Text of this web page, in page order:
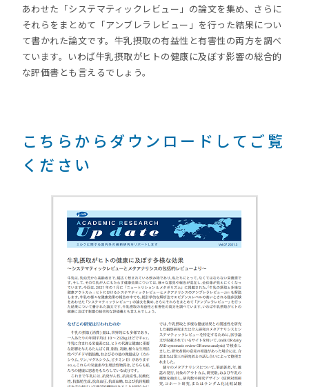
あわせた「システマティックレビュー」の論文を集め、さらに
それらをまとめて「アンブレラレビュー」を行った結果につい
て書かれた論文です。牛乳摂取の有益性と有害性の両方を調べ
ています。いわば牛乳摂取がヒトの健康に及ぼす影響の総合的
な評価書とも言えるでしょう。
こちらからダウンロードしてご覧
ください